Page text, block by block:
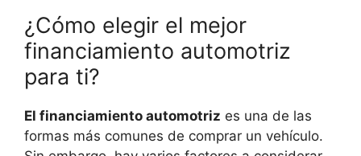
¿Cómo elegir el mejor
financiamiento automotriz
para ti?
El financiamiento automotriz es una de las
formas más comunes de comprar un vehículo.